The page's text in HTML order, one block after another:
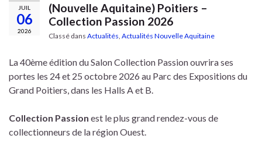
JUIL
06
2026
(Nouvelle Aquitaine) Poitiers –
Collection Passion 2026
Classé dans Actualités Actualités Nouvelle Aquitaine
La 40ème édition du Salon Collection Passion ouvrira ses
portes les 24 et 25 octobre 2026 au Parc des Expositions du
Grand Poitiers, dans les Halls A et B.
Collection Passion est le plus grand rendez-vous de
collectionneurs de la région Ouest.